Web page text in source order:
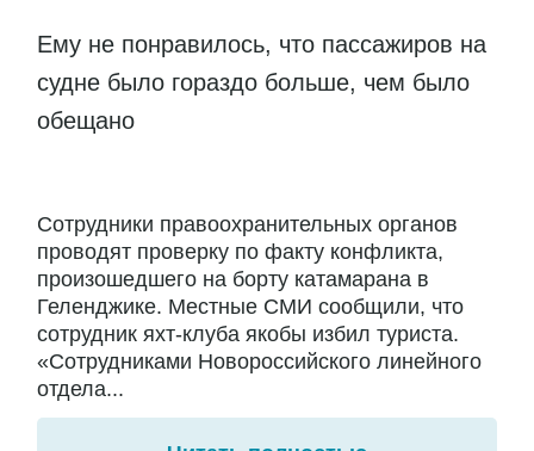
Ему не понравилось, что пассажиров на
судне было гораздо больше, чем было
обещано
Сотрудники правоохранительных органов
проводят проверку по факту конфликта,
произошедшего на борту катамарана в
Геленджике. Местные СМИ сообщили, что
сотрудник яхт-клуба якобы избил туриста.
«Сотрудниками Новороссийского линейного
отдела...